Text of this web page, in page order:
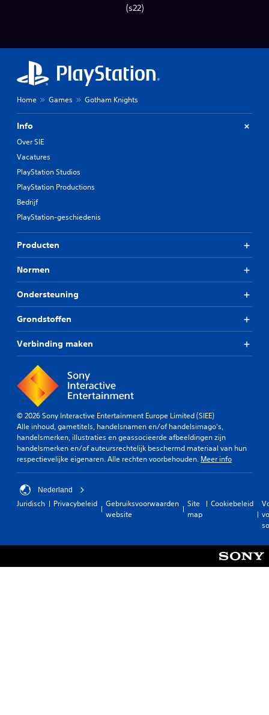
(s22)
Home Games Gotham Knights
Info
Over SIE
Vacatures
PlayStation Studios
PlayStation Productions
Bedrijf
PlayStation-geschiedenis
Producten
Normen
Ondersteuning
Grondstoffen
Verbinding maken
© 2026 Sony Interactive Entertainment Europe Limited (SIEE)
Alle inhoud, gametitels, handelsnamen en/of handelsimago's,
handelsmerken, illustraties en geassocieerde afbeeldingen zijn
handelsmerken en/of auteursrechtelijk beschermd materiaal van hun
respectievelijke eigenaren. Alle rechten voorbehouden. Meer info
Nederland
Juridisch Privacybeleid
Gebruiksvoorwaarden
website
Site
map
Cookiebeleid